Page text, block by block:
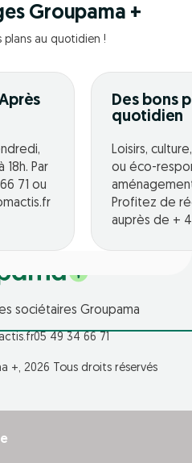
Groupama +
plans au quotidien !
18h. Par
71 ou
Des bons
quotidien
Loisirs,
ou éco-
Profitez de
auprès de +
sociétaires Groupama
05 49 34 66 71
+, 2026 Tous droits réservés